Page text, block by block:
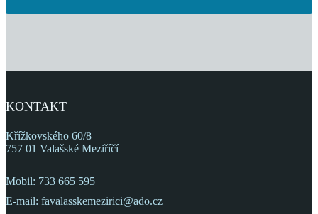
KONTAKT
Křížkovského 60/8
757 01 Valašské Meziříčí
Mobil: 733 665 595
E-mail: favalasskemezirici@ado.cz